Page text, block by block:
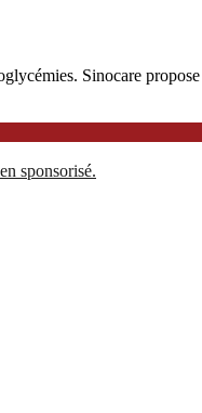
Sinocare
sponsorisé.